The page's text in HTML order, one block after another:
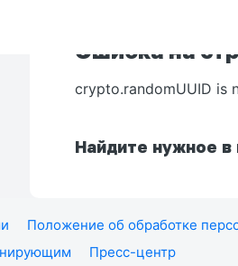
Ошибка на
crypto.randomUUID is
Найдите нужное в
Положение об обработке
Пресс-центр